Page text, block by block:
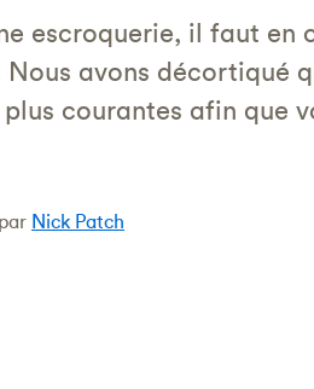
escroquerie, il faut en
avons décortiqué
courantes afin que
Nick Patch